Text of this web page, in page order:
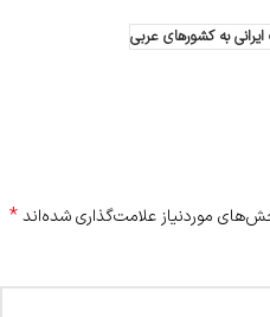
به کشورهای عربی
موردنیاز علامت‌گذاری شده‌اند*